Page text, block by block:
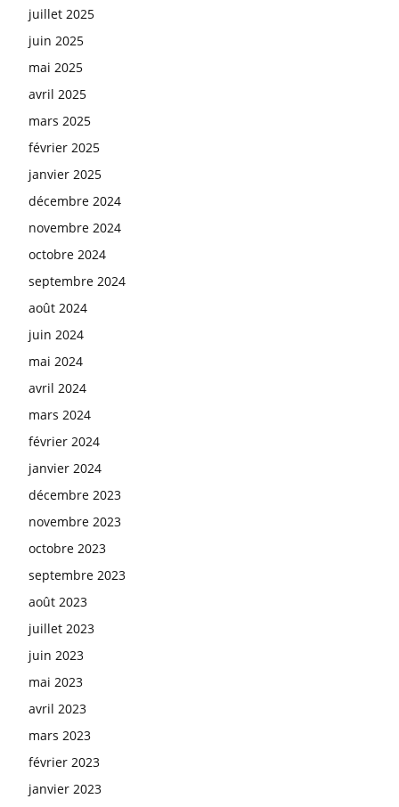
juillet 2025
juin 2025
mai 2025
avril 2025
mars 2025
février 2025
janvier 2025
décembre 2024
novembre 2024
octobre 2024
septembre 2024
août 2024
juin 2024
mai 2024
avril 2024
mars 2024
février 2024
janvier 2024
décembre 2023
novembre 2023
octobre 2023
septembre 2023
août 2023
juillet 2023
juin 2023
mai 2023
avril 2023
mars 2023
février 2023
janvier 2023